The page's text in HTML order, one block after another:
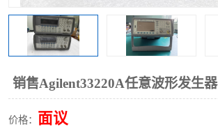
销售Agilent33220A任意波形发生器
价格： 面议